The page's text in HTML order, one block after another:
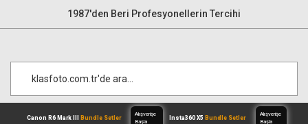
1987'den Beri Profesyonellerin Tercihi